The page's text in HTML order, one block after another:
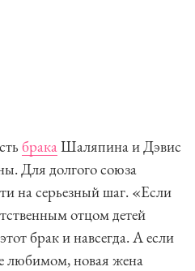
бракаШаляпина и Дэвис
Для долгого союза
на серьезный шаг. «Если
отцом детей
брак и навсегда. А если
любимом, новая жена